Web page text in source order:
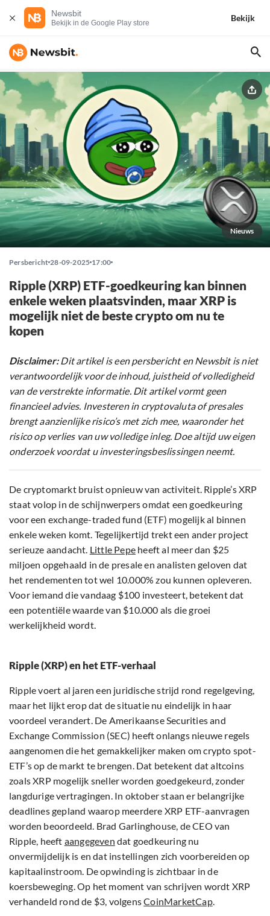
Newsbit
Bekijk in de Google Play store
Bekijk
Nieuws
Persbericht 28-09-2025 17:00
Ripple (XRP) ETF-goedkeuring kan binnen
enkele weken plaatsvinden, maar XRP is
mogelijk niet de beste crypto om nu te
kopen
Disclaimer:Dit artikel is een persbericht en Newsbit is niet
verantwoordelijk voor de inhoud, juistheid of volledigheid
van de verstrekte informatie. Dit artikel vormt geen
financieel advies. Investeren in cryptovaluta of presales
brengt aanzienlijke risico’s met zich mee, waaronder het
risico op verlies van uw volledige inleg. Doe altijd uw eigen
onderzoek voordat u investeringsbeslissingen neemt.
De cryptomarkt bruist opnieuw van activiteit. Ripple’s XRP
staat volop in de schijnwerpers omdat een goedkeuring
voor een exchange-traded fund (ETF) mogelijk al binnen
enkele weken komt. Tegelijkertijd trekt een ander project
serieuze aandacht. Little Pepe heeft al meer dan $25
miljoen opgehaald in de presale en analisten geloven dat
het rendementen tot wel 10.000% zou kunnen opleveren.
Voor iemand die vandaag $100 investeert, betekent dat
een potentiële waarde van $10.000 als die groei
werkelijkheid wordt.
Ripple (XRP) en het ETF-verhaal
Ripple voert al jaren een juridische strijd rond regelgeving,
maar het lijkt erop dat de situatie nu eindelijk in haar
voordeel verandert. De Amerikaanse Securities and
Exchange Commission (SEC) heeft onlangs nieuwe regels
aangenomen die het gemakkelijker maken om crypto spot-
ETF’s op de markt te brengen. Dat betekent dat altcoins
zoals XRP mogelijk sneller worden goedgekeurd, zonder
langdurige vertragingen. In oktober staan er belangrijke
deadlines gepland waarop meerdere XRP ETF-aanvragen
worden beoordeeld. Brad Garlinghouse, de CEO van
Ripple, heeft aangegeven dat goedkeuring nu
onvermijdelijk is en dat instellingen zich voorbereiden op
kapitaalinstroom. De opwinding is zichtbaar in de
koersbeweging. Op het moment van schrijven wordt XRP
verhandeld rond de $3, volgensCoinMarketCap.